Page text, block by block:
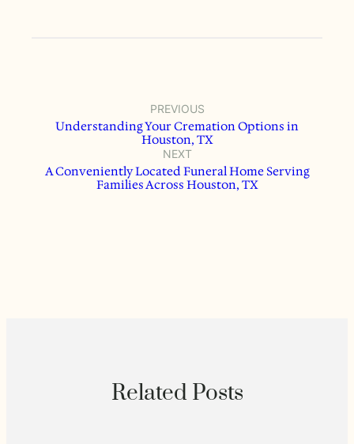
PREVIOUS
Understanding Your Cremation Options in
Houston, TX
NEXT
A Conveniently Located Funeral Home Serving
Families Across Houston, TX
Related Posts